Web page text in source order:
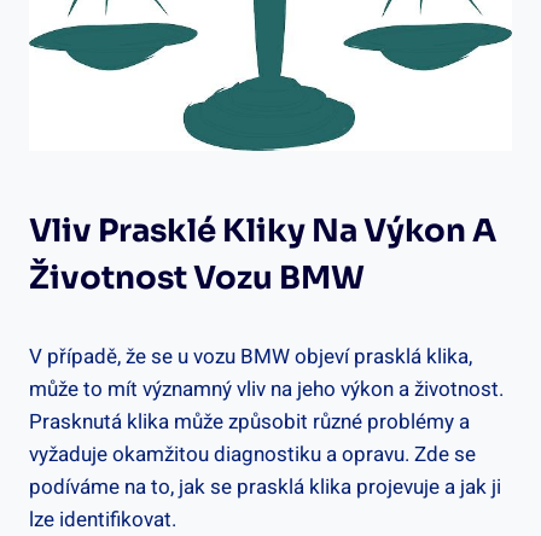
Vliv Prasklé Kliky⁣ Na Výkon⁢ A
‌životnost Vozu BMW
V případě, že se ⁣u⁤ vozu BMW objeví prasklá ‌klika,
může ⁤to mít významný‌ vliv⁢ na jeho ‍výkon a životnost.
Prasknutá klika může způsobit různé problémy a
vyžaduje‍ okamžitou diagnostiku a opravu. Zde se
⁤podíváme na⁣ to, jak​ se prasklá klika ⁣projevuje⁤ a jak ji
lze identifikovat.